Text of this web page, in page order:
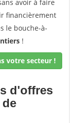
avoir à faire
financièrement
le bouche-à-
!
votre secteur !
d'offres